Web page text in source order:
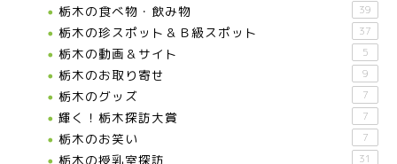
栃木の食べ物・飲み物 39
栃木の珍スポット＆Ｂ級スポット 37
栃木の動画＆サイト 5
栃木のお取り寄せ 9
栃木のグッズ 7
輝く！栃木探訪大賞 7
栃木のお笑い 7
栃木の授乳室探訪 31